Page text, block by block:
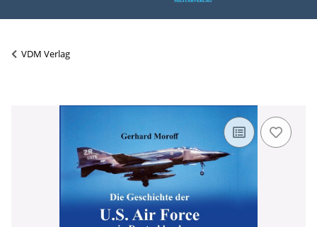
VDM Verlag